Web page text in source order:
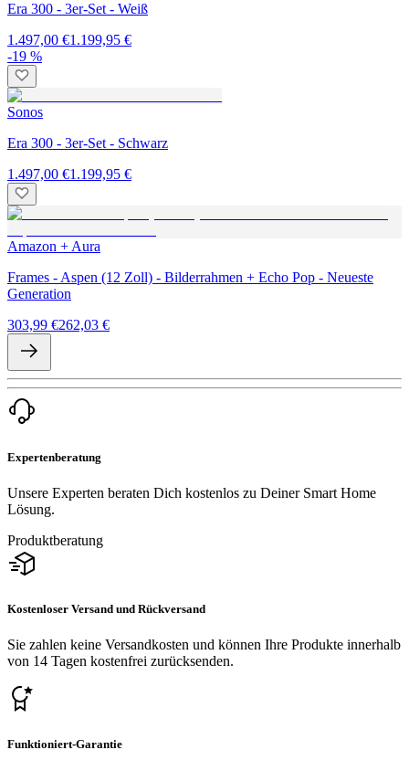
Era 300 - 3er-Set - Weiß
1.497,00 €1.199,95 €
-19 %
Sonos
Era 300 - 3er-Set - Schwarz
1.497,00 €1.199,95 €
Amazon + Aura
Frames - Aspen (12 Zoll) - Bilderrahmen + Echo Pop - Neueste
Generation
303,99 €262,03 €
Expertenberatung
Unsere Experten beraten Dich kostenlos zu Deiner Smart Home
Lösung.
Produktberatung
Kostenloser Versand und Rückversand
Sie zahlen keine Versandkosten und können Ihre Produkte innerhalb
von 14 Tagen kostenfrei zurücksenden.
Funktioniert-Garantie